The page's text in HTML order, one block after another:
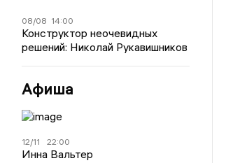
08/08 14:00
Конструктор неочевидных
решений: Николай Рукавишников
Афиша
12/11 22:00
Инна Вальтер